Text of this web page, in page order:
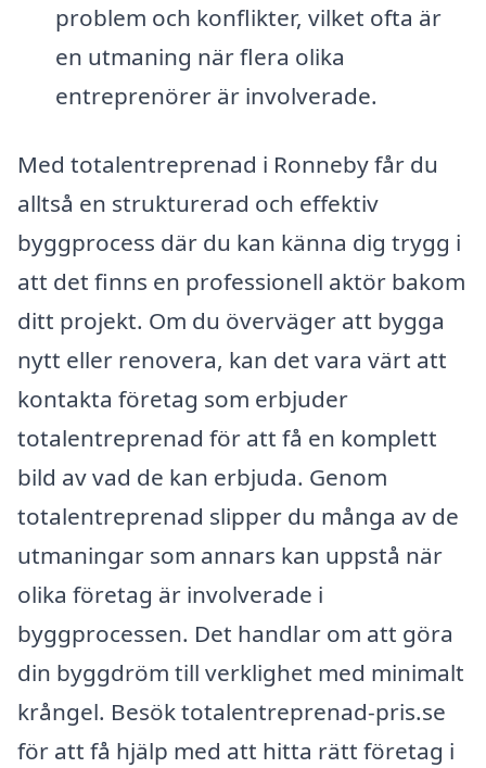
problem och konflikter, vilket ofta är
en utmaning när flera olika
entreprenörer är involverade.
Med totalentreprenad i Ronneby får du
alltså en strukturerad och effektiv
byggprocess där du kan känna dig trygg i
att det finns en professionell aktör bakom
ditt projekt. Om du överväger att bygga
nytt eller renovera, kan det vara värt att
kontakta företag som erbjuder
totalentreprenad för att få en komplett
bild av vad de kan erbjuda. Genom
totalentreprenad slipper du många av de
utmaningar som annars kan uppstå när
olika företag är involverade i
byggprocessen. Det handlar om att göra
din byggdröm till verklighet med minimalt
krångel. Besök totalentreprenad-pris.se
för att få hjälp med att hitta rätt företag i